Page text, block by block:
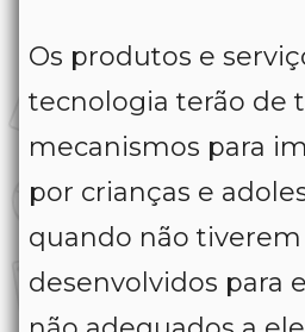
Os produtos e
tecnologia terão de
mecanismos para
por crianças e
quando não tiverem
desenvolvidos para